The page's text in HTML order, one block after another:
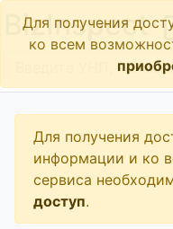
BizInspect
Для получения
ко всем
Для получения
информации и ко
сервиса
доступ.